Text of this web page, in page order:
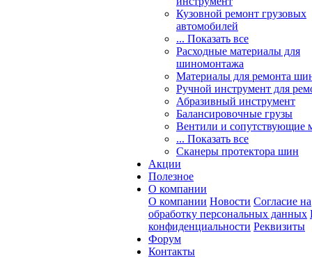
Кузовной ремонт грузовых
автомобилей
... Показать все
Расходные материалы для
шиномонтажа
Материалы для ремонта
Ручной инструмент для
Абразивный инструмент
Балансировочные грузы
Вентили и сопутствующие
... Показать все
Сканеры протектора шин
Акции
Полезное
О компании
О компании Новости Согласие на
обработку персональных данных
конфиденциальности Реквизиты
Форум
Контакты